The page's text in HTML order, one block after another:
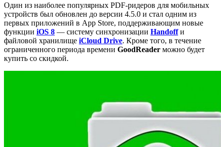
Один из наиболее популярных PDF-ридеров для мобильных
устройств был обновлен до версии 4.5.0 и стал одним из
первых приложений в App Store, поддерживающим новые
функции iOS 8 — систему синхронизации Handoffи
файловой хранилище iCloud Drive. Кроме того, в течение
ограниченного периода времени GoodReader можно будет
купить со скидкой.